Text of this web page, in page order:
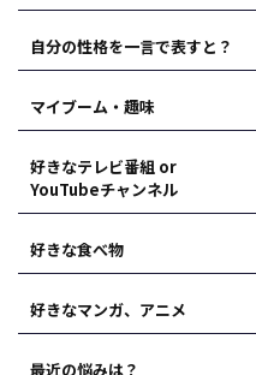
自分の性格を一言で表すと？
マイブーム・趣味
好きなテレビ番組 or
YouTubeチャンネル
好きな食べ物
好きなマンガ、アニメ
最近の悩みは？